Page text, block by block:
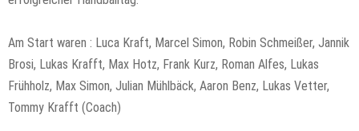
Am Start waren : Luca Kraft, Marcel Simon, Robin Schmeißer, Jannik
Brosi, Lukas Krafft, Max Hotz, Frank Kurz, Roman Alfes, Lukas
Frühholz, Max Simon, Julian Mühlbäck, Aaron Benz, Lukas Vetter,
Tommy Krafft (Coach)